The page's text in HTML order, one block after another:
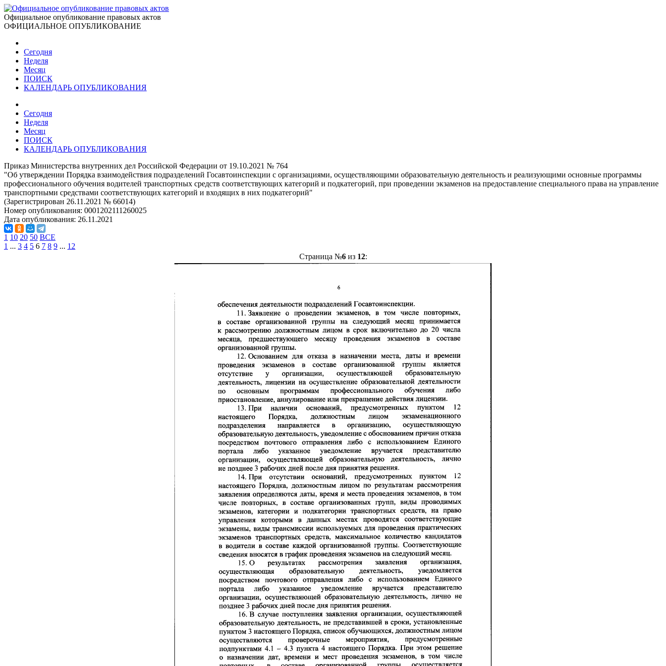
Официальное опубликование правовых актов
ОФИЦИАЛЬНОЕ ОПУБЛИКОВАНИЕ
Сегодня
Неделя
Месяц
ПОИСК
КАЛЕНДАРЬ ОПУБЛИКОВАНИЯ
Сегодня
Неделя
Месяц
ПОИСК
КАЛЕНДАРЬ ОПУБЛИКОВАНИЯ
Приказ Министерства внутренних дел Российской Федерации от 19.10.2021 № 764
"Об утверждении Порядка взаимодействия подразделений Госавтоинспекции с организациями, осуществляющими образовательную деятельность и реализующими основные программы
профессионального обучения водителей транспортных средств соответствующих категорий и подкатегорий, при проведении экзаменов на предоставление специального права на управление
транспортными средствами соответствующих категорий и входящих в них подкатегорий"
(Зарегистрирован 26.11.2021 № 66014)
Номер опубликования: 0001202111260025
Дата опубликования: 26.11.2021
1 10 20 50 ВСЕ
1 ... 3 4 5 6 7 8 9 ... 12
Страница №6из 12: